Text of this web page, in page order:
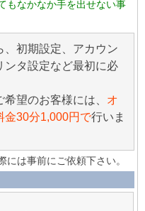
もなかなか手を出せない事
、初期設定、アカウン
ンタ設定など最初に必
望のお客様には、 オ
金30分1,000円で行いま
は事前にご依頼下さい。